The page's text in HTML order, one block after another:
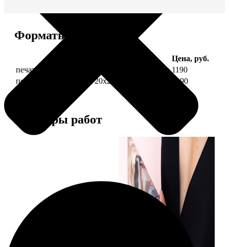
Форматы и цены
Цена, руб.
печать фото на холсте 20х20 на подрамнике 1190
печать фото на холсте 20х20 в раме
3990
Примеры работ